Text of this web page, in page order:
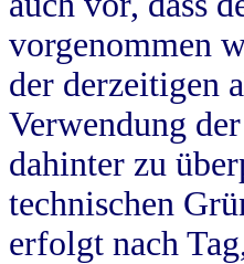
vorgenommen
der derzeitigen
Verwendung
dahinter zu
technischen
erfolgt nach